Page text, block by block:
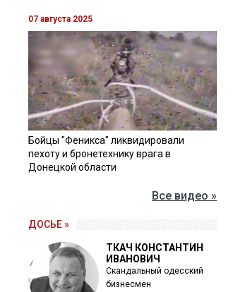
07 августа 2025
Бойцы "Феникса" ликвидировали
пехоту и бронетехнику врага в
Донецкой области
Все видео »
ДОСЬЕ »
ТКАЧ КОНСТАНТИН
ИВАНОВИЧ
Скандальный одесский
бизнесмен